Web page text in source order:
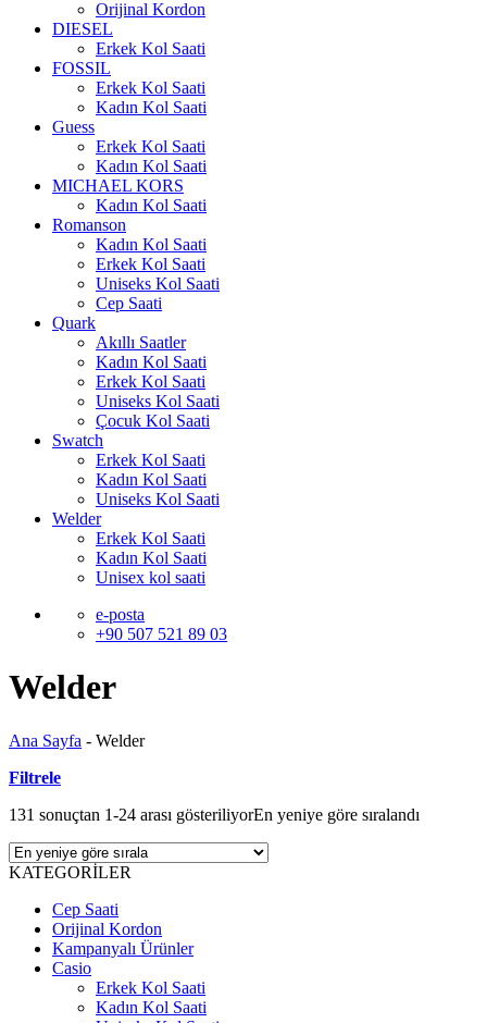
Orijinal Kordon
DIESEL
Erkek Kol Saati
FOSSIL
Erkek Kol Saati
Kadın Kol Saati
Guess
Erkek Kol Saati
Kadın Kol Saati
MICHAEL KORS
Kadın Kol Saati
Romanson
Kadın Kol Saati
Erkek Kol Saati
Uniseks Kol Saati
Cep Saati
Quark
Akıllı Saatler
Kadın Kol Saati
Erkek Kol Saati
Uniseks Kol Saati
Çocuk Kol Saati
Swatch
Erkek Kol Saati
Kadın Kol Saati
Uniseks Kol Saati
Welder
Erkek Kol Saati
Kadın Kol Saati
Unisex kol saati
e-posta
+90 507 521 89 03
Welder
Ana Sayfa - Welder
Filtrele
131 sonuçtan 1-24 arası gösteriliyorEn yeniye göre sıralandı
KATEGORİLER
Cep Saati
Orijinal Kordon
Kampanyalı Ürünler
Casio
Erkek Kol Saati
Kadın Kol Saati